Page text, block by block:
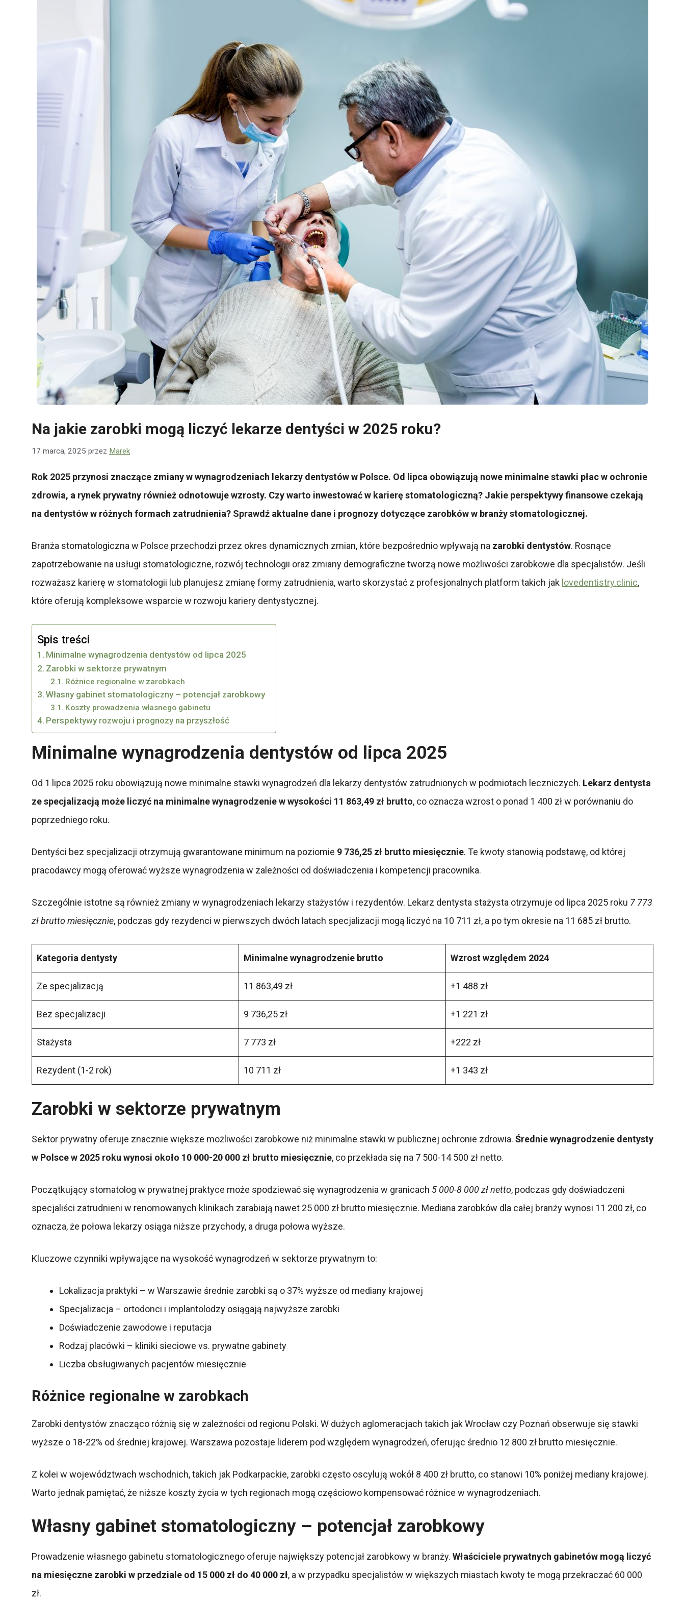
Na jakie zarobki mogą liczyć lekarze dentyści w 2025 roku?
17 marca, 2025 przez Marek
Rok 2025 przynosi znaczące zmiany w wynagrodzeniach lekarzy dentystów w Polsce. Od lipca obowiązują nowe minimalne stawki płac w ochronie
zdrowia, a rynek prywatny również odnotowuje wzrosty. Czy warto inwestować w karierę stomatologiczną? Jakie perspektywy finansowe czekają
na dentystów w różnych formach zatrudnienia? Sprawdź aktualne dane i prognozy dotyczące zarobków w branży stomatologicznej.
Branża stomatologiczna w Polsce przechodzi przez okres dynamicznych zmian, które bezpośrednio wpływają na zarobki dentystów. Rosnące
zapotrzebowanie na usługi stomatologiczne, rozwój technologii oraz zmiany demograficzne tworzą nowe możliwości zarobkowe dla specjalistów. Jeśli
rozważasz karierę w stomatologii lub planujesz zmianę formy zatrudnienia, warto skorzystać z profesjonalnych platform takich jak lovedentistry.clinic,
które oferują kompleksowe wsparcie w rozwoju kariery dentystycznej.
Spis treści
Minimalne wynagrodzenia dentystów od lipca 2025
Zarobki w sektorze prywatnym
Różnice regionalne w zarobkach
Własny gabinet stomatologiczny – potencjał zarobkowy
Koszty prowadzenia własnego gabinetu
Perspektywy rozwoju i prognozy na przyszłość
Minimalne wynagrodzenia dentystów od lipca 2025
Od 1 lipca 2025 roku obowiązują nowe minimalne stawki wynagrodzeń dla lekarzy dentystów zatrudnionych w podmiotach leczniczych. Lekarz dentysta
ze specjalizacją może liczyć na minimalne wynagrodzenie w wysokości 11 863,49 zł brutto, co oznacza wzrost o ponad 1 400 zł w porównaniu do
poprzedniego roku.
Dentyści bez specjalizacji otrzymują gwarantowane minimum na poziomie 9 736,25 zł brutto miesięcznie. Te kwoty stanowią podstawę, od której
pracodawcy mogą oferować wyższe wynagrodzenia w zależności od doświadczenia i kompetencji pracownika.
Szczególnie istotne są również zmiany w wynagrodzeniach lekarzy stażystów i rezydentów. Lekarz dentysta stażysta otrzymuje od lipca 2025 roku 7 773
zł brutto miesięcznie, podczas gdy rezydenci w pierwszych dwóch latach specjalizacji mogą liczyć na 10 711 zł, a po tym okresie na 11 685 zł brutto.
Kategoria dentysty Minimalne wynagrodzenie brutto Wzrost względem 2024
Ze specjalizacją 11 863,49 zł +1 488 zł
Bez specjalizacji 9 736,25 zł +1 221 zł
Stażysta 7 773 zł +222 zł
Rezydent (1-2 rok) 10 711 zł +1 343 zł
Zarobki w sektorze prywatnym
Sektor prywatny oferuje znacznie większe możliwości zarobkowe niż minimalne stawki w publicznej ochronie zdrowia. Średnie wynagrodzenie dentysty
w Polsce w 2025 roku wynosi około 10 000-20 000 zł brutto miesięcznie, co przekłada się na 7 500-14 500 zł netto.
Początkujący stomatolog w prywatnej praktyce może spodziewać się wynagrodzenia w granicach 5 000-8 000 zł netto, podczas gdy doświadczeni
specjaliści zatrudnieni w renomowanych klinikach zarabiają nawet 25 000 zł brutto miesięcznie. Mediana zarobków dla całej branży wynosi 11 200 zł, co
oznacza, że połowa lekarzy osiąga niższe przychody, a druga połowa wyższe.
Kluczowe czynniki wpływające na wysokość wynagrodzeń w sektorze prywatnym to:
Lokalizacja praktyki – w Warszawie średnie zarobki są o 37% wyższe od mediany krajowej
Specjalizacja – ortodonci i implantolodzy osiągają najwyższe zarobki
Doświadczenie zawodowe i reputacja
Rodzaj placówki – kliniki sieciowe vs. prywatne gabinety
Liczba obsługiwanych pacjentów miesięcznie
Różnice regionalne w zarobkach
Zarobki dentystów znacząco różnią się w zależności od regionu Polski. W dużych aglomeracjach takich jak Wrocław czy Poznań obserwuje się stawki
wyższe o 18-22% od średniej krajowej. Warszawa pozostaje liderem pod względem wynagrodzeń, oferując średnio 12 800 zł brutto miesięcznie.
Z kolei w województwach wschodnich, takich jak Podkarpackie, zarobki często oscylują wokół 8 400 zł brutto, co stanowi 10% poniżej mediany krajowej.
Warto jednak pamiętać, że niższe koszty życia w tych regionach mogą częściowo kompensować różnice w wynagrodzeniach.
Własny gabinet stomatologiczny – potencjał zarobkowy
Prowadzenie własnego gabinetu stomatologicznego oferuje największy potencjał zarobkowy w branży. Właściciele prywatnych gabinetów mogą liczyć
na miesięczne zarobki w przedziale od 15 000 zł do 40 000 zł, a w przypadku specjalistów w większych miastach kwoty te mogą przekraczać 60 000
zł.